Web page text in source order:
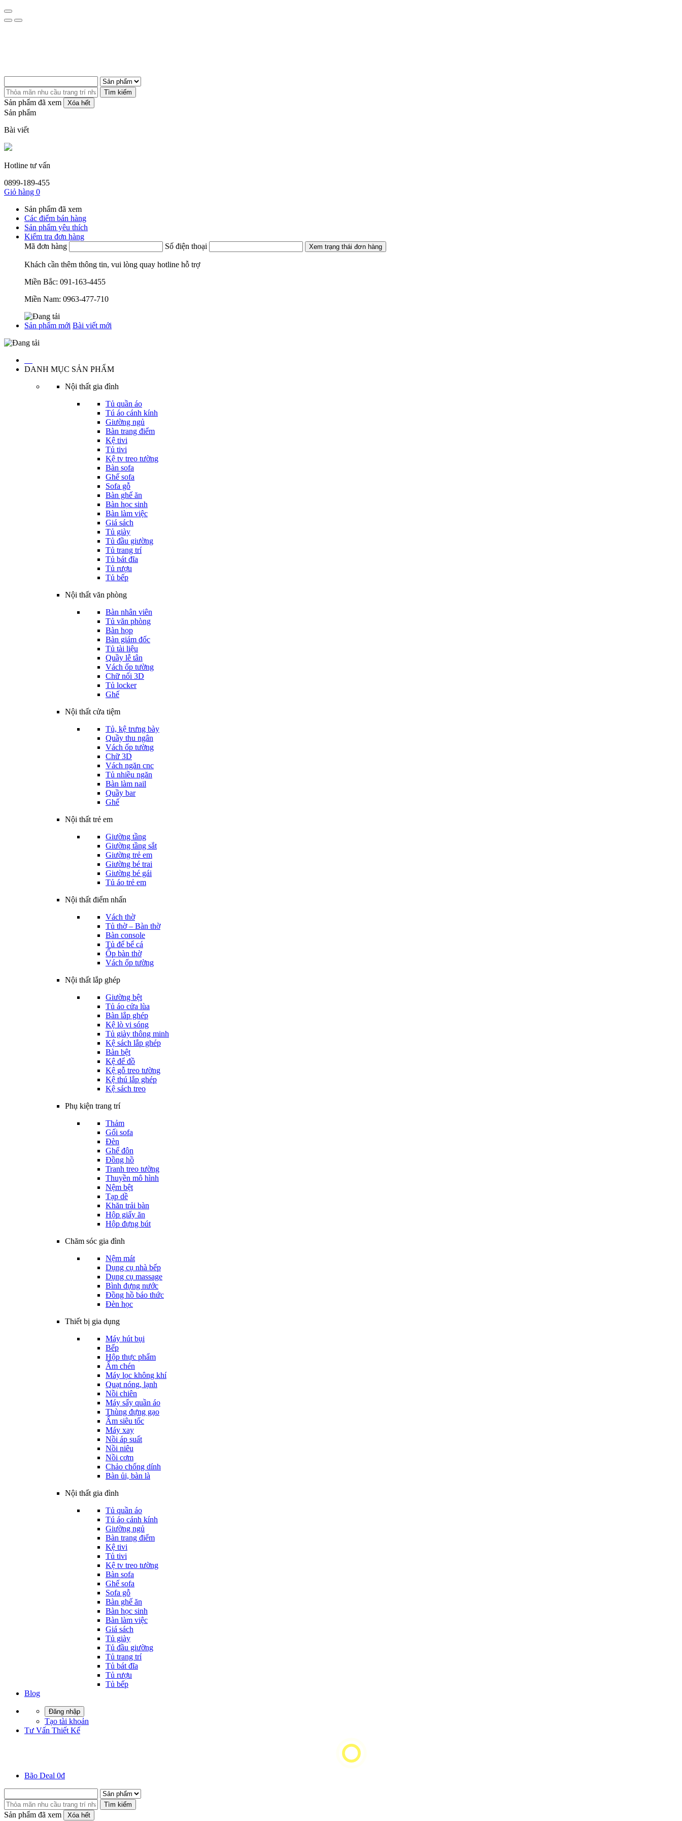
Tìm kiếm
Sản phẩm đã xem Xóa hết
Sản phẩm
Bài viết
Hotline tư vấn
0899-189-455
Giỏ hàng 0
Sản phẩm đã xem
Các điểm bán hàng
Sản phẩm yêu thích
Kiểm tra đơn hàng
Mã đơn hàng
Số điện thoại Xem trạng thái đơn hàng
Khách cần thêm thông tin, vui lòng quay hotline hỗ trợ
Miền Bắc: 091-163-4455
Miền Nam: 0963-477-710
Sản phẩm mới Bài viết mới
DANH MỤC SẢN PHẨM
Nội thất gia đình
Tủ quần áo
Tú áo cánh kính
Giường ngủ
Bàn trang điểm
Kệ tivi
Tủ tivi
Kệ tv treo tường
Bàn sofa
Ghế sofa
Sofa gỗ
Bàn ghế ăn
Bàn học sinh
Bàn làm việc
Giá sách
Tủ giày
Tủ đầu giường
Tủ trang trí
Tủ bát đĩa
Tủ rượu
Tủ bếp
Nội thất văn phòng
Bàn nhân viên
Tủ văn phòng
Bàn họp
Bàn giám đốc
Tủ tài liệu
Quầy lễ tân
Vách ốp tường
Chữ nổi 3D
Tủ locker
Ghế
Nội thất cửa tiệm
Tủ, kệ trưng bày
Quầy thu ngân
Vách ốp tường
Chữ 3D
Vách ngăn cnc
Tủ nhiều ngăn
Bàn làm nail
Quầy bar
Ghế
Nội thất trẻ em
Giường tầng
Giường tầng sắt
Giường trẻ em
Giường bé trai
Giường bé gái
Tủ áo trẻ em
Nội thất điểm nhấn
Vách thờ
Tủ thờ – Bàn thờ
Bàn console
Tủ để bể cá
Ốp bàn thờ
Vách ốp tường
Nội thất lắp ghép
Giường bệt
Tủ áo cửa lùa
Bàn lắp ghép
Kệ lò vi sóng
Tủ giày thông minh
Kệ sách lắp ghép
Bàn bệt
Kệ để đồ
Kệ gỗ treo tường
Kệ thú lắp ghép
Kệ sách treo
Phụ kiện trang trí
Thảm
Gối sofa
Đèn
Ghế đôn
Đồng hồ
Tranh treo tường
Thuyền mô hình
Nệm bệt
Tạp dề
Khăn trải bàn
Hộp giấy ăn
Hộp đựng bút
Chăm sóc gia đình
Nệm mát
Dụng cụ nhà bếp
Dụng cụ massage
Bình đựng nước
Đồng hồ báo thức
Đèn học
Thiết bị gia dụng
Máy hút bụi
Bếp
Hộp thực phẩm
Ấm chén
Máy lọc không khí
Quạt nóng, lạnh
Nồi chiên
Máy sấy quần áo
Thùng đựng gạo
Ấm siêu tốc
Máy xay
Nồi áp suất
Nồi niêu
Nồi cơm
Chảo chống dính
Bàn ủi, bàn là
Nội thất gia đình
Tủ quần áo
Tú áo cánh kính
Giường ngủ
Bàn trang điểm
Kệ tivi
Tủ tivi
Kệ tv treo tường
Bàn sofa
Ghế sofa
Sofa gỗ
Bàn ghế ăn
Bàn học sinh
Bàn làm việc
Giá sách
Tủ giày
Tủ đầu giường
Tủ trang trí
Tủ bát đĩa
Tủ rượu
Tủ bếp
Blog
Đăng nhập
Tạo tài khoản
Tư Vấn Thiết Kế
Bão Deal 0đ
Tìm kiếm
Sản phẩm đã xem Xóa hết